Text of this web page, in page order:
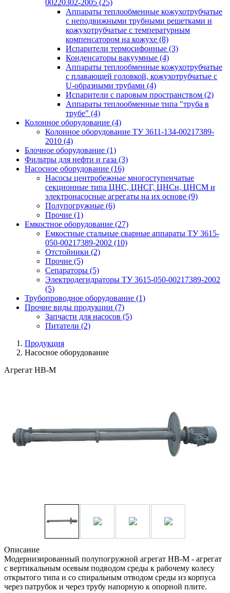
00220302-2005 (25)
Аппараты теплообменные кожухотрубчатые
с неподвижными трубными решетками и
кожухотрубчатые с температурным
компенсатором на кожухе (8)
Испарители термосифонные (3)
Конденсаторы вакуумные (4)
Аппараты теплообменные кожухотрубчатые
с плавающей головкой, кожухотрубчатые с
U-образными трубами (4)
Испарители с паровым пространством (2)
Аппараты теплообменные типа "труба в
трубе" (4)
Колонное оборудование (4)
Колонное оборудование ТУ 3611-134-00217389-
2010 (4)
Блочное оборудование (1)
Фильтры для нефти и газа (3)
Насосное оборудование (16)
Насосы центробежные многоступенчатые
секционные типа ЦНС, ЦНСГ, ЦНСн, ЦНСМ и
электронасосные агрегаты на их основе (9)
Полупогружные (6)
Прочие (1)
Емкостное оборудование (27)
Емкостные стальные сварные аппараты ТУ 3615-
050-00217389-2002 (10)
Отстойники (2)
Прочие (5)
Сепараторы (5)
Электродегидраторы ТУ 3615-050-00217389-2002
(5)
Трубопроводное оборудование (1)
Прочие виды продукции (7)
Запчасти для насосов (5)
Питатели (2)
Продукция
Насосное оборудование
Агрегат НВ-М
Описание
Модернизированный полупогружной агрегат НВ-М - агрегат
с вертикальным осевым подводом среды к рабочему колесу
открытого типа и со спиральным отводом среды из корпуса
через патрубок и через трубу напорную к опорной плите.